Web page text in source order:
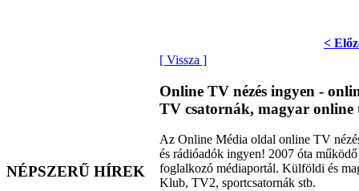
NÉPSZERŰ HÍREK
<
[ Vissza ]
Online TV nézés ingyen -
TV csatornák, magyar online
Az Online Média oldal online TV
és rádióadók ingyen! 2007 óta
foglalkozó médiaportál. Külföldi és
Klub, TV2, sportcsatornák stb.